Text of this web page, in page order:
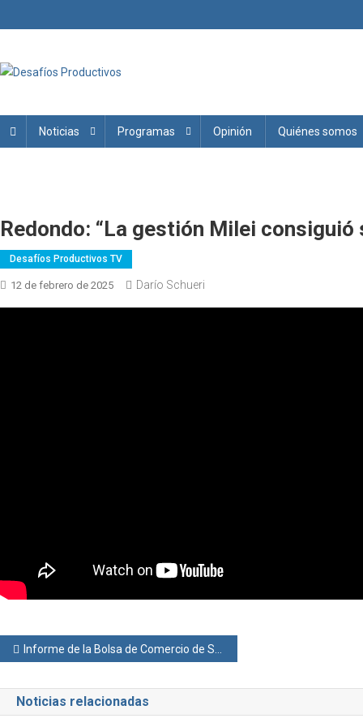
al
Noticias Programas Opinión Quiénes somos
Redondo: “La gestión Milei
Desafíos Productivos TV
12 de febrero de 2025 Darío Schueri
Navegación
de
entradas
Informe de la Bolsa de Comercio de Santa Fe al 11 de febrero del 2025
Noticias relacionadas